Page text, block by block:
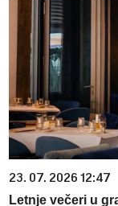
23. 07. 2026 12:47
Letnje večeri u